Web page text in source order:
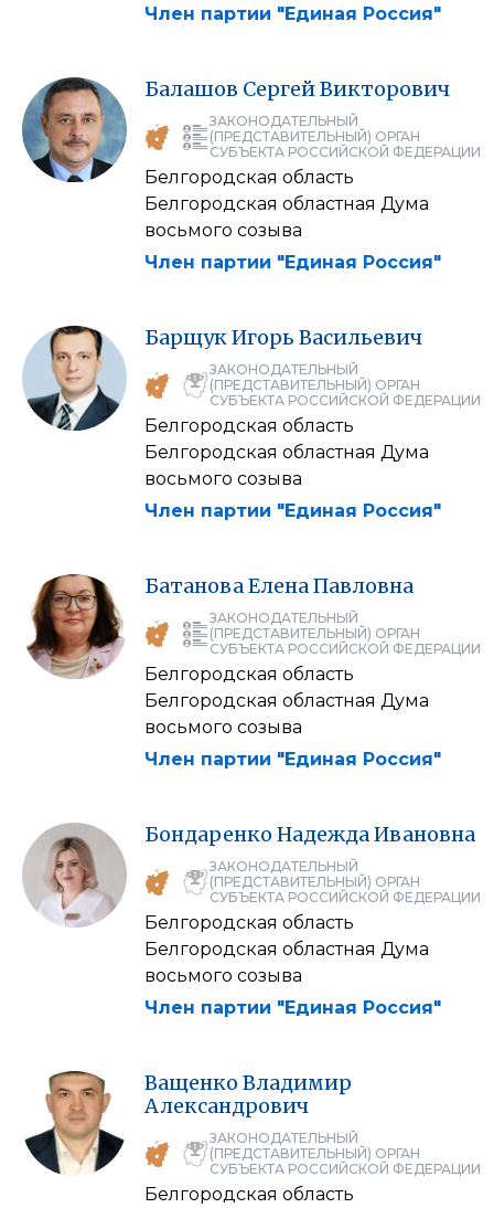
Член партии "Единая Россия"
Балашов СергейВикторович
ЗАКОНОДАТЕЛЬНЫЙ
(ПРЕДСТАВИТЕЛЬНЫЙ) ОРГАН
СУБЪЕКТА РОССИЙСКОЙ ФЕДЕРАЦИИ
Белгородская область
Белгородская областная Дума
восьмого созыва
Член партии "Единая Россия"
Барщук Игорь Васильевич
ЗАКОНОДАТЕЛЬНЫЙ
(ПРЕДСТАВИТЕЛЬНЫЙ) ОРГАН
СУБЪЕКТА РОССИЙСКОЙ ФЕДЕРАЦИИ
Белгородская область
Белгородская областная Дума
восьмого созыва
Член партии "Единая Россия"
Батанова Елена Павловна
ЗАКОНОДАТЕЛЬНЫЙ
(ПРЕДСТАВИТЕЛЬНЫЙ) ОРГАН
СУБЪЕКТА РОССИЙСКОЙ ФЕДЕРАЦИИ
Белгородская область
Белгородская областная Дума
восьмого созыва
Член партии "Единая Россия"
Бондаренко Надежда Ивановна
ЗАКОНОДАТЕЛЬНЫЙ
(ПРЕДСТАВИТЕЛЬНЫЙ) ОРГАН
СУБЪЕКТА РОССИЙСКОЙ ФЕДЕРАЦИИ
Белгородская область
Белгородская областная Дума
восьмого созыва
Член партии "Единая Россия"
Ващенко Владимир
Александрович
ЗАКОНОДАТЕЛЬНЫЙ
(ПРЕДСТАВИТЕЛЬНЫЙ) ОРГАН
СУБЪЕКТА РОССИЙСКОЙ ФЕДЕРАЦИИ
Белгородская область